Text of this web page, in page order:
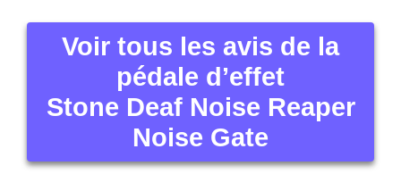
Voir tous les avis de la
pédale d’effet
Stone Deaf Noise Reaper
Noise Gate